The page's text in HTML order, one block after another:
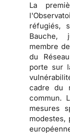
La
réfugiés,
Bauche,
membre
du
porte sur
cadre du
commun.
mesures
modestes,